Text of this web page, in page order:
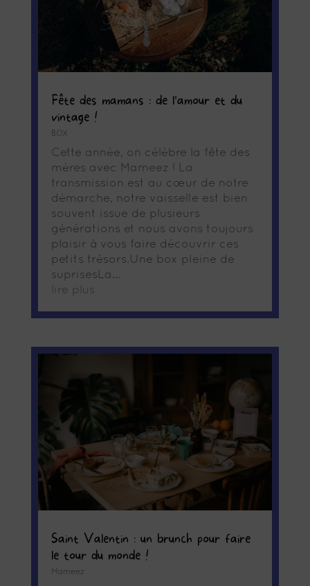
Fête des mamans : de l’amour et du
vintage !
BOX
Cette année, on célèbre la fête des
mères avec Mameez ! La
transmission est au cœur de notre
démarche, notre vaisselle est bien
souvent issue de plusieurs
générations et nous avons toujours
plaisir à vous faire découvrir ces
petits trésors.Une box pleine de
suprisesLa...
lire plus
Saint Valentin : un brunch pour faire
le tour du monde !
Mameez